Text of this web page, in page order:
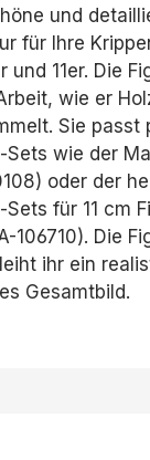
und
für Ihre
und 11er. Die
wie er
Sie passt
Sets wie der
oder der
für 11 cm
106710). Die
ihr ein
Gesamtbild.